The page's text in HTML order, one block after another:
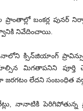
ప్రాంతాల్లో బంకర్ల పునర్
నివేదించాయి.
క్సిన్‌జియాంగ్ ప్రావిన్సు
మిగతాపనిని
జరగటం లేదని సంబంధిత
నానాటికి పెరిగిపోతున్న